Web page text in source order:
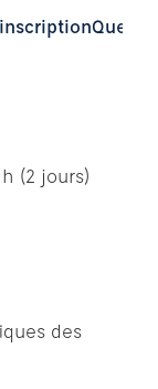
(2 jours)
des